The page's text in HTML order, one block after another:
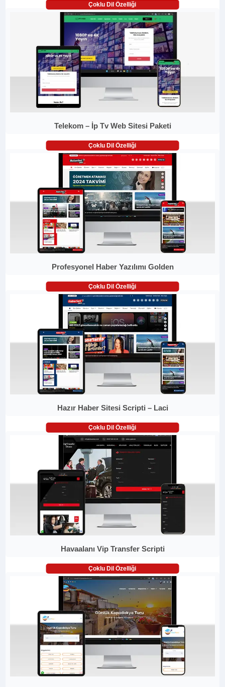
Çoklu Dil Özelliği
Telekom – İp Tv Web Sitesi Paketi
Çoklu Dil Özelliği
Profesyonel Haber Yazılımı Golden
Çoklu Dil Özelliği
Hazır Haber Sitesi Scripti – Laci
Çoklu Dil Özelliği
Havaalanı Vip Transfer Scripti
Çoklu Dil Özelliği